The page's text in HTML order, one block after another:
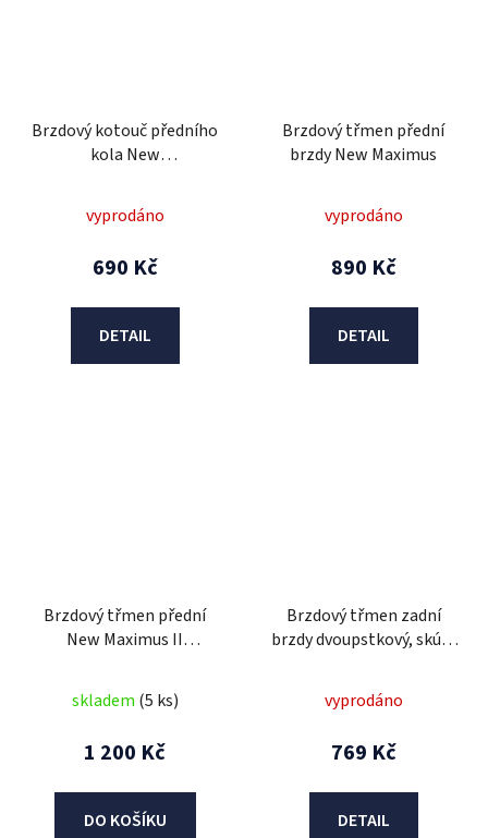
Brzdový kotouč předního
kola New
vyprodáno
690 Kč
DETAIL
Brzdový třmen přední
brzdy New Maximus
vyprodáno
890 Kč
DETAIL
Brzdový třmen přední
New Maximus II
destiček/
skladem (5 ks)
1 200 Kč
DO KOŠÍKU
Brzdový třmen zadní
brzdy dvoupstkový, skútr
Maximus alternativa
vyprodáno
769 Kč
DETAIL